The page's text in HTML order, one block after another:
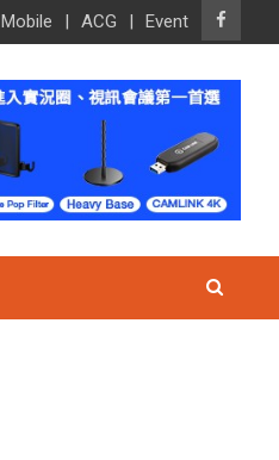
Mobile ACG Event